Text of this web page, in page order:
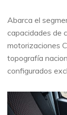
Abarca el
capacidades de
motorizaciones
topografía
configurados